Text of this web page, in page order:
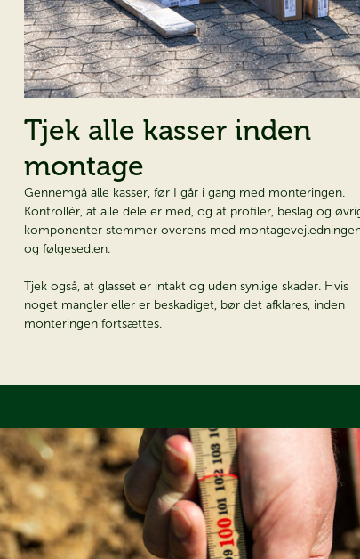
jagt efter dit
Tjek alle kasser inden
montage
Gennemgå alle kasser, før I går i gang med monteringen.
Kontrollér, at alle dele er med, og at profiler, beslag og
komponenter stemmer overens med
og følgesedlen.
Tjek også, at glasset er intakt og uden synlige skader. Hvis
noget mangler eller er beskadiget, bør det afklares, inden
monteringen fortsættes.